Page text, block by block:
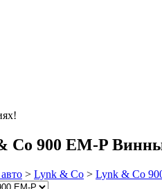
Co 900 EM-P
> Lynk & Co > Lynk & Co